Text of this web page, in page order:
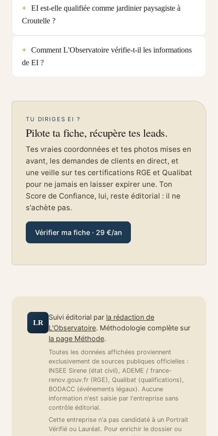
EI est-elle qualifiée comme jardinier paysagiste à
Croutelle ?
Comment L'Observatoire vérifie-t-il les informations
de EI ?
TU DIRIGES EI ?
Pilote ta fiche, récupère tes leads.
Tes vraies coordonnées et tes photos mises en
avant, les demandes de clients en direct, et
une veille sur tes certifications RGE et Qualibat
pour ne jamais en laisser expirer une. Ton
Score de Confiance, lui, reste éditorial : il ne
s'achète pas.
Vérifier ma fiche · 29 €/an
LR
Suivi éditorial par la rédaction de
L'Observatoire. Méthodologie complète sur
la page Méthode.
Toutes les données affichées proviennent
exclusivement de sources publiques officielles :
INSEE Sirene (état civil), ADEME / france-
renov.gouv.fr (RGE), Qualibat (qualifications),
BODACC (événements légaux). Aucune
information n'est saisie par l'entreprise sans
contrôle éditorial.
Cette entreprise n'a pas candidaté à un Portrait
Vérifié ou Lauréat. Pour enrichir le dossier ou